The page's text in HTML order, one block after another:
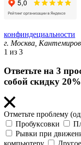
конфиндециальности
г. Москва,
1 из 3
Ответьте на 3
собой скидку 20%
Отметьте проблему
Пробуксовки
Рывки при
компьютеру
Другое